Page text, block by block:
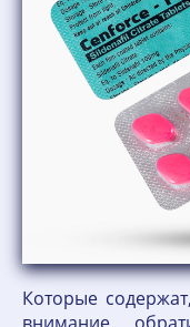
Которые